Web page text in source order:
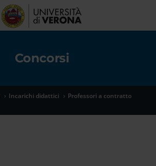
Concorsi
Incarichi didattici
Professori a contratto